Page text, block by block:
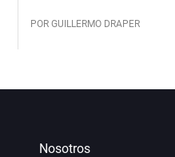
POR GUILLERMO DRAPER
Nosotros